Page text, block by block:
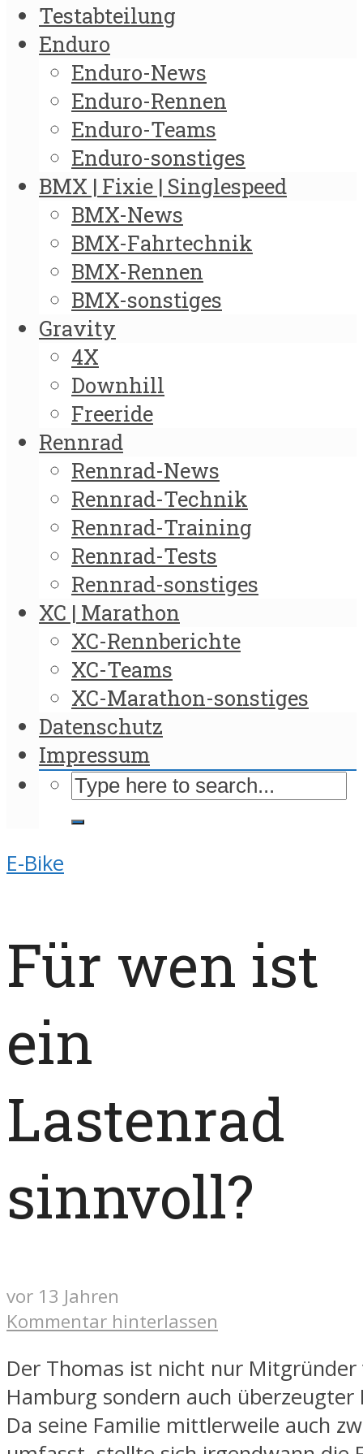
Testabteilung
Enduro
Enduro-News
Enduro-Rennen
Enduro-Teams
Enduro-sonstiges
BMX | Fixie | Singlespeed
BMX-News
BMX-Fahrtechnik
BMX-Rennen
BMX-sonstiges
Gravity
4X
Downhill
Freeride
Rennrad
Rennrad-News
Rennrad-Technik
Rennrad-Training
Rennrad-Tests
Rennrad-sonstiges
XC | Marathon
XC-Rennberichte
XC-Teams
XC-Marathon-sonstiges
Datenschutz
Impressum
E-Bike
Für wen ist
ein
Lastenrad
sinnvoll?
vor 13 Jahren
Kommentar hinterlassen
Der Thomas ist nicht nur
Hamburg sondern auch überzeugter
Da seine Familie mittlerweile auch